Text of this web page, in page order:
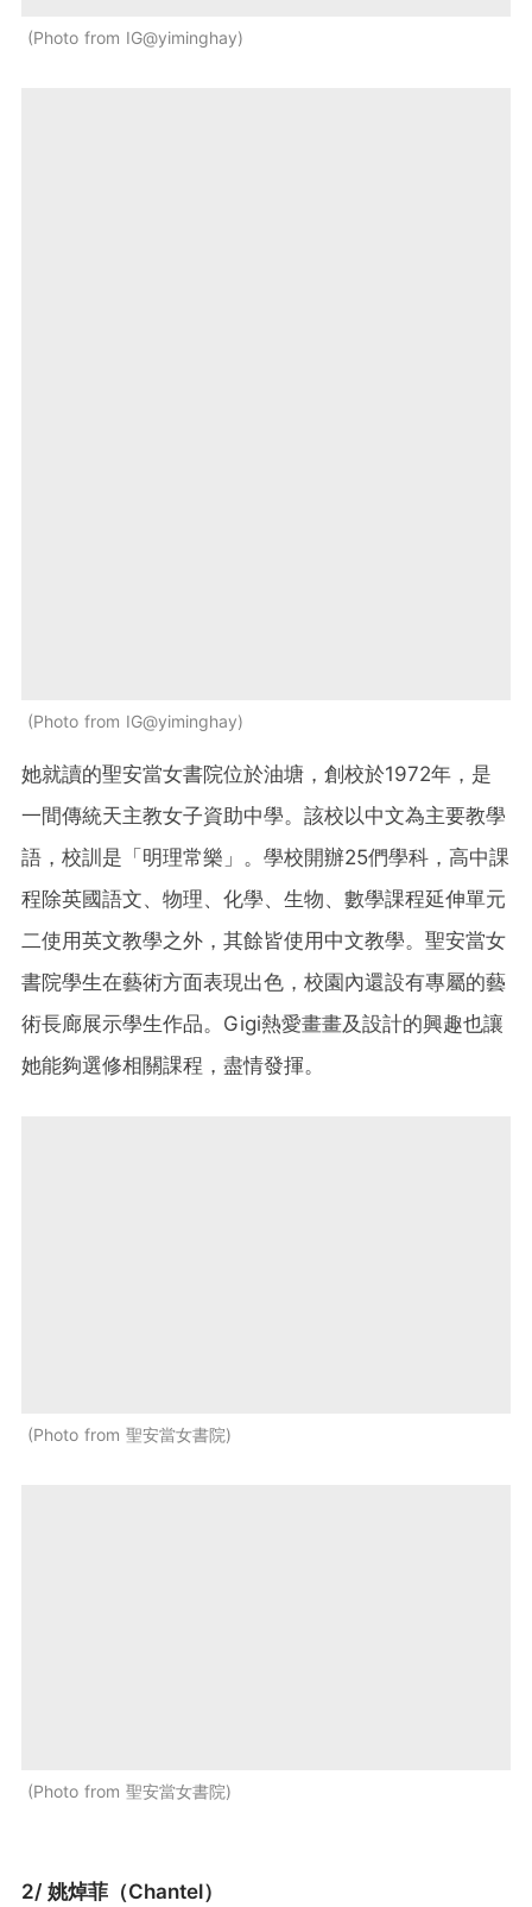
Photo from IG@yiminghay
Photo from IG@yiminghay
她就讀的聖安當女書院位於油塘，創校於1972年，是
一間傳統天主教女子資助中學。該校以中文為主要教學
語，校訓是「明理常樂」。學校開辦25們學科，高中課
程除英國語文、物理、化學、生物、數學課程延伸單元
二使用英文教學之外，其餘皆使用中文教學。聖安當女
書院學生在藝術方面表現出色，校園內還設有專屬的藝
術長廊展示學生作品。Gigi熱愛畫畫及設計的興趣也讓
她能夠選修相關課程，盡情發揮。
Photo from 聖安當女書院
Photo from 聖安當女書院
2/ 姚焯菲（Chantel）